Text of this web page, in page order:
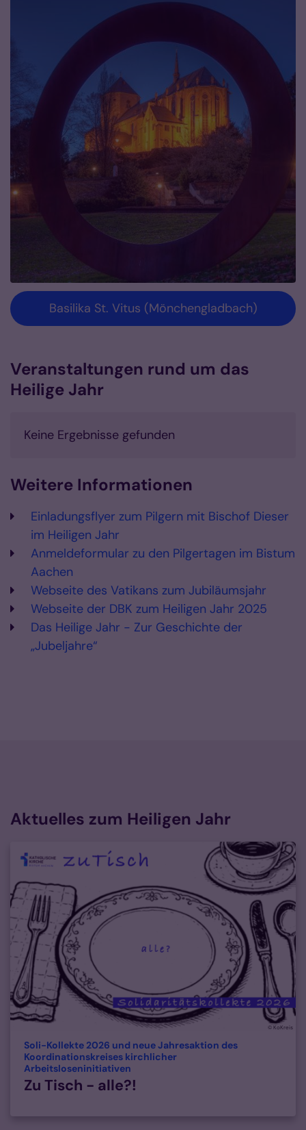
Basilika St. Vitus (Mönchengladbach)
Veranstaltungen rund um das
Heilige Jahr
Keine Ergebnisse gefunden
Weitere Informationen
Einladungsflyer zum Pilgern mit Bischof Dieser
im Heiligen Jahr
Anmeldeformular zu den Pilgertagen im Bistum
Aachen
Webseite des Vatikans zum Jubiläumsjahr
Webseite der DBK zum Heiligen Jahr 2025
Das Heilige Jahr - Zur Geschichte der
„Jubeljahre“
Aktuelles zum Heiligen Jahr
© KoKreis
Soli-Kollekte 2026 und neue Jahresaktion des
Koordinationskreises kirchlicher
Arbeitsloseninitiativen
Zu Tisch - alle?!